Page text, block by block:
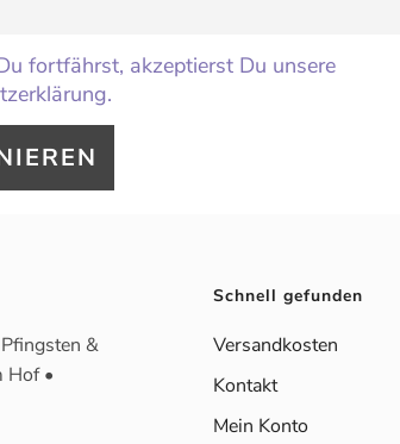
fortfährst, akzeptierst Du unsere
&
Hof •
Schnell gefunden
Versandkosten
Kontakt
Mein Konto